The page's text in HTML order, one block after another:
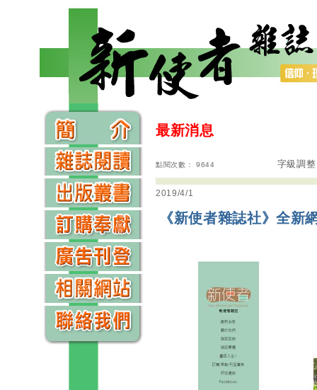
最新消息
點閱次數： 9644 字級調
2019/4/1
《新使者雜誌社》全新